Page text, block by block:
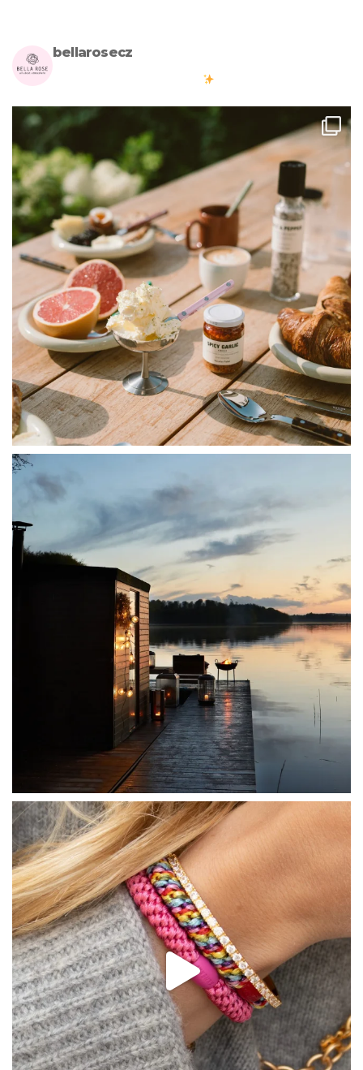
bellarosecz